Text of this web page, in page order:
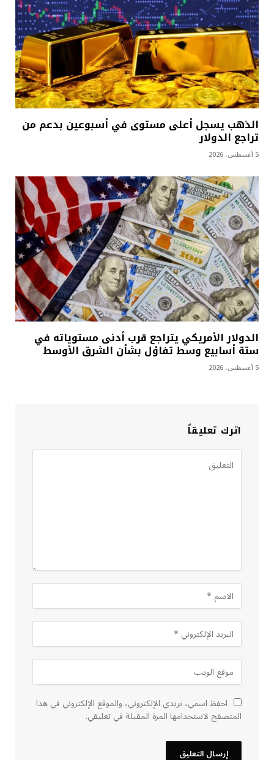
الذهب يسجل أعلى مستوى في أسبوعين بدعم من
تراجع الدولار
5 أغسطس، 2026
الدولار الأمريكي يتراجع قرب أدنى مستوياته في
ستة أسابيع وسط تفاؤل بشأن الشرق الأوسط
5 أغسطس، 2026
اترك تعليقاً
احفظ اسمي، بريدي الإلكتروني، والموقع الإلكتروني في هذا
المتصفح لاستخدامها المرة المقبلة في تعليقي.